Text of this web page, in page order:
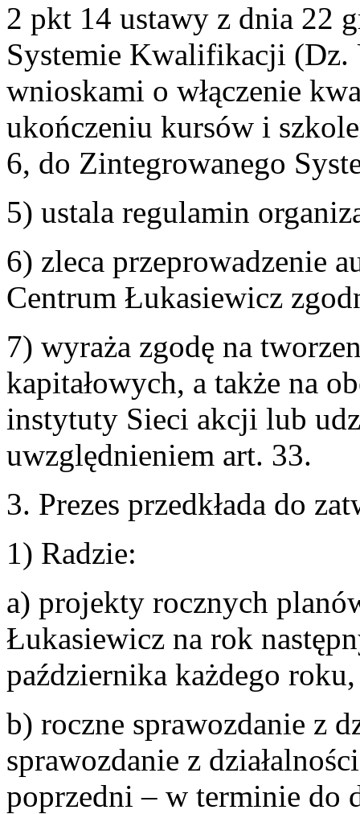
2 pkt 14 ustawy z dnia 22
Systemie Kwalifikacji (Dz.
wnioskami o włączenie
ukończeniu kursów i
6, do Zintegrowanego
5) ustala regulamin
6) zleca przeprowadzenie
Centrum Łukasiewicz
7) wyraża zgodę na
kapitałowych, a także na
instytuty Sieci akcji lub
uwzględnieniem art. 33.
3. Prezes przedkłada do
1) Radzie:
a) projekty rocznych
Łukasiewicz na rok
października każdego roku,
b) roczne sprawozdanie z
sprawozdanie z
poprzedni – w terminie do